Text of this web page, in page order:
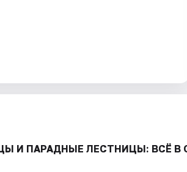
И ПАРАДНЫЕ ЛЕСТНИЦЫ: ВСЁ В